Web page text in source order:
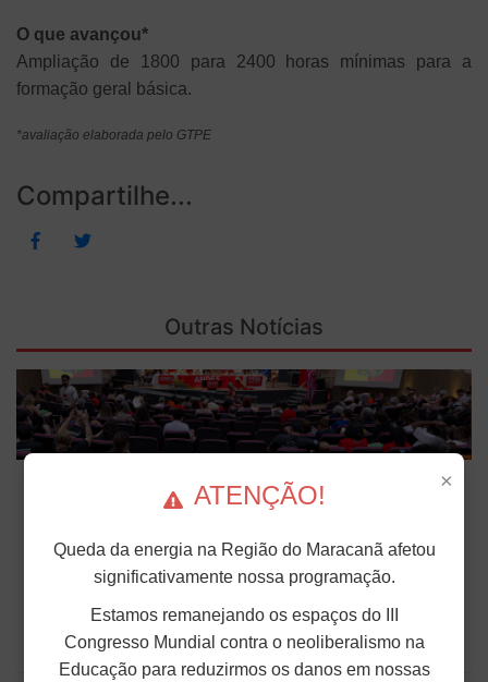
O que avançou*
Ampliação de 1800 para 2400 horas mínimas para a
formação geral básica.
*avaliação elaborada pelo GTPE
Compartilhe...
Outras Notícias
69º Conad começa com celebração da
cultura popular maranhense
Sob as boas-vindas dos cazumbás, figuras
místicas do bumba meu boi maranhense, teve
início nesta sexta-feira (3), em São Luís (MA), o
a luta pela educação pública na terra da...
Publicado em: 03 de Julho de 2026
×
ATENÇÃO!
Queda da energia na Região do Maracanã afetou
significativamente nossa programação.
Estamos remanejando os espaços do III
Congresso Mundial contra o neoliberalismo na
Educação para reduzirmos os danos em nossas